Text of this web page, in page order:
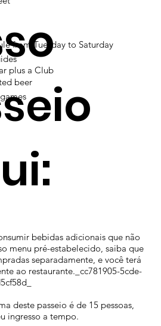
from Tuesday to Saturday
plus a Club
beer
bebidas adicionais que não
menu pré-estabelecido, saiba que
separadamente, e você terá
ao restaurante._cc781905-5cde-
deste passeio é de 15 pessoas,
ingresso a tempo.